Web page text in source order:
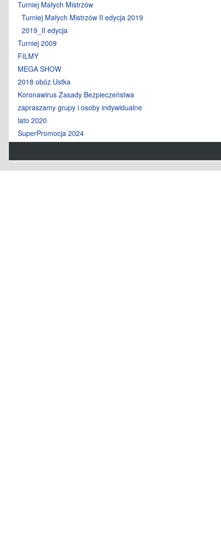
Turniej Małych Mistrzów
Turniej Małych Mistrzów II edycja 2019
2019_II edycja
Turniej 2009
FILMY
MEGA SHOW
2018 obóz Ustka
Koronawirus Zasady Bezpieczeństwa
zapraszamy grupy i osoby indywidualne
lato 2020
SuperPromocja 2024